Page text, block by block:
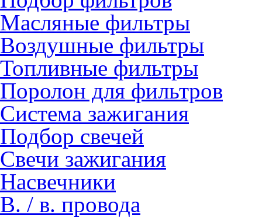
Масляные фильтры
Воздушные фильтры
Топливные фильтры
Поролон для фильтров
Система зажигания
Подбор свечей
Свечи зажигания
Насвечники
В. / в. провода